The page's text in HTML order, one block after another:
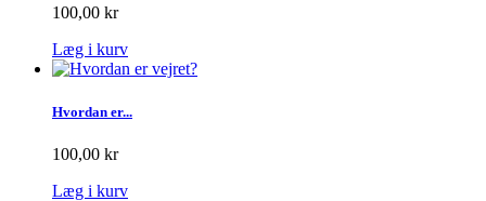
100,00 kr
Læg i kurv
Hvordan er...
100,00 kr
Læg i kurv